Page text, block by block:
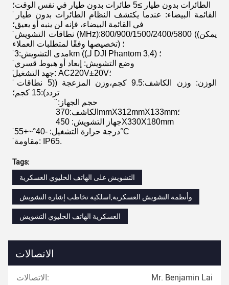
الطائرات بدون طيار ≥5 طائرات بدون طيار في نفس الوقت؛
̈ القائمة البيضاء: عندما يكتشف النظام الطائرات بدون طيار
في القائمة البيضاء، فإنه لن ينبه أو يعيق؛
̈ نطاقات التشويش (MHz):800/900/1500/2400/5800 ((يمكن
تخصيصها وفقًا لمتطلبات العملاء) ؛
̈ مدى التشويش:3km ((لـ DJI Phantom 3,4) ؛
̈ وضع التشويش: إبعاد أو هبوط قسري
̈جهد التشغيل: AC220V±20V؛
̈ الوزن: وزن الكاشف:9.5 كجم،وزن المزعجة ((5 نطاقات
تردد):15 كجم؛
̈ حجم الجهاز:
الكاشف:370mmX312mmX133mm؛
جهاز التشويش: 450X330X180mm
̈ درجة حرارة التشغيل: -40°~+55°C
̈ مقاومة: IP65.
Tags:
التشويش على الهاتف الخليوي العسكرية
وأنظمة التشويش العسكرية,اسلكية تخاطب إشارة التشويش
العسكرية الهاتف الخليوي التشويش
الاتصالات
الاتصالات: Mr. Benjamin Lai